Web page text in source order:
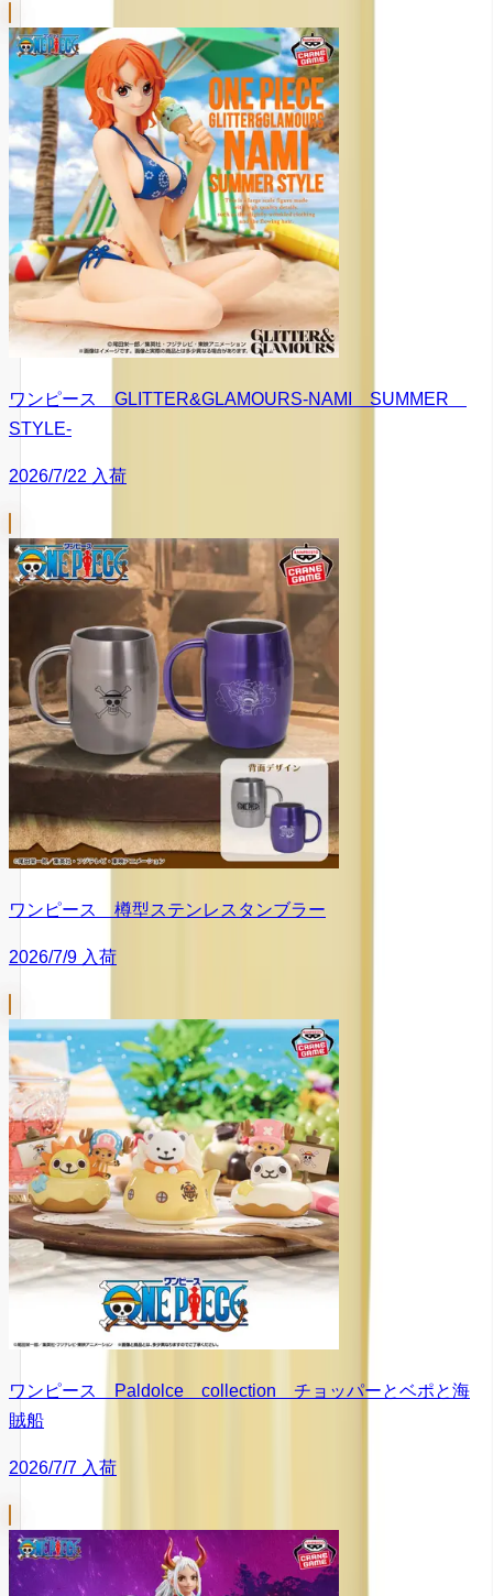
ワンピース GLITTER&GLAMOURS-NAMI SUMMER
STYLE-
2026/7/22 入荷
ワンピース 樽型ステンレスタンブラー
2026/7/9 入荷
ワンピース Paldolce collection チョッパーとベポと海
賊船
2026/7/7 入荷